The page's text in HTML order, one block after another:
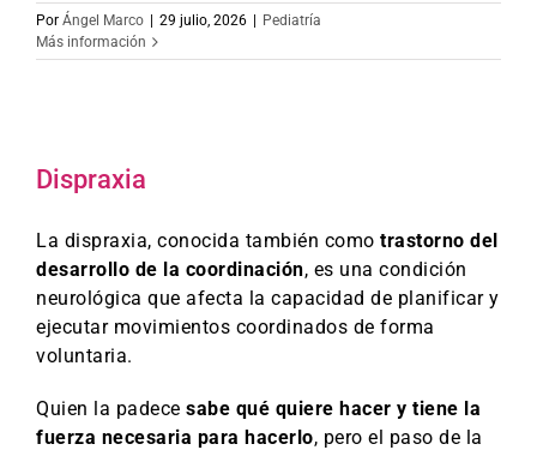
Por Ángel Marco 29 julio, 2026
Pediatría
Más información
Dispraxia
La dispraxia, conocida también como trastorno del
desarrollo de la coordinación, es una condición
neurológica que afecta la capacidad de planificar y
ejecutar movimientos coordinados de forma
voluntaria.
Quien la padece sabe qué quiere hacer y tiene la
fuerza necesaria para hacerlo, pero el paso de la